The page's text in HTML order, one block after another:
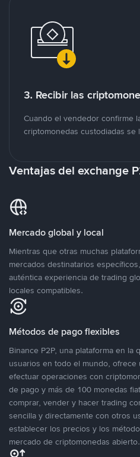
3. Recibir las
Cuando el vendedor confirme
criptomonedas custodiadas se
Ventajas del exchange
Mercado global y local
Mientras que otras muchas
mercados destinatarios
auténtica experiencia de trading
locales compatibles.
Métodos de pago flexibles
Binance P2P, una plataforma en la
usuarios en todo el mundo,
efectuar operaciones con
de pago y más de 100 monedas
comprar, vender y hacer trading
sencilla y directamente con otros
establecer los precios y los
mercado de criptomonedas abierto.